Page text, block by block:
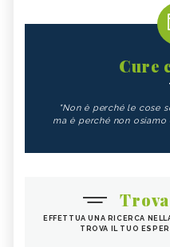
Cure
"Non è perché le cose
ma è perché non
EFFETTUA UNA RICERCA
TROVA IL TUO